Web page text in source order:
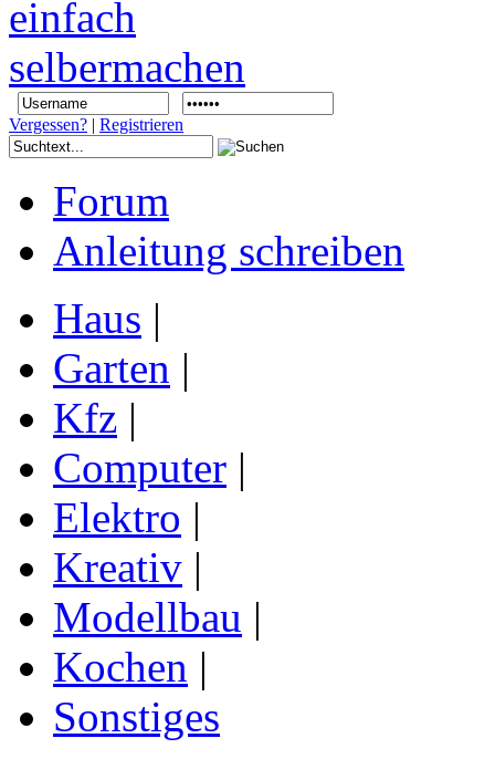
Vergessen? | Registrieren
Forum
Anleitung schreiben
Haus |
Garten |
Kfz |
Computer |
Elektro |
Kreativ |
Modellbau |
Kochen |
Sonstiges